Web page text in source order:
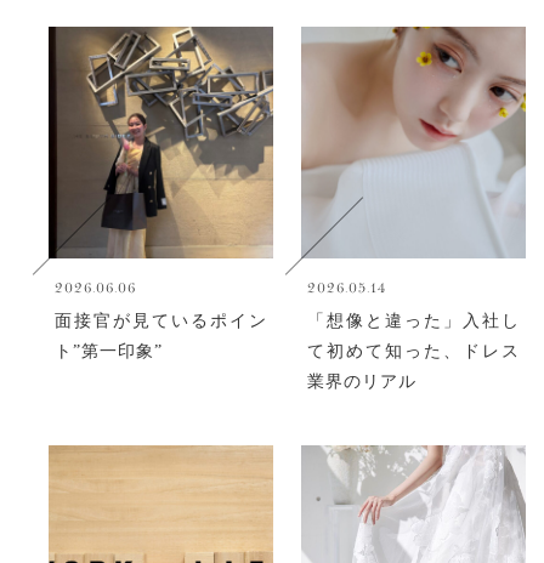
2026.06.06
面接官が見ているポイン
ト”第一印象”
2026.05.14
「想像と違った」入社し
て初めて知った、ドレス
業界のリアル